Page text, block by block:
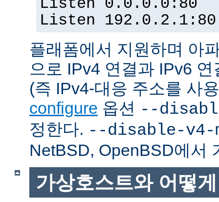
Listen 0.0.0.0:80
Listen 192.0.2.1:80
플래폼에서 지원하며 아
으로 IPv4 연결과 IPv6
(즉 IPv4-대응 주소를 사
configure 옵션 --
정한다. --disable-v4-
NetBSD, OpenBSD에서
가상호스트와 어떻